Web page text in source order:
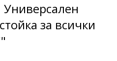
Универсален
за всички